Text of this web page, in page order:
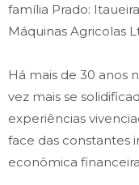
família Prado:
Máquinas Agricolas
Há mais de 30 anos
vez mais se
experiências
face das constantes
econômica